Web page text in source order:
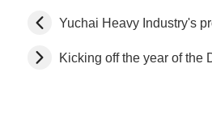
Yuchai Heavy Industry's
Kicking off the year of the